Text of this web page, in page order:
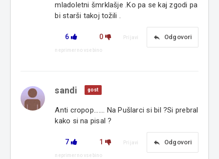
mladoletni šmrklašje .Ko pa se kaj zgodi pa
bi starši takoj tožili .
6 0 reply Odgovori
Prijavi
neprimerno vsebino
sandi gost
Anti cropop....... Na Pušlarci si bil ?Si prebral
kako si na pisal ?
7 1 reply Odgovori
Prijavi
neprimerno vsebino